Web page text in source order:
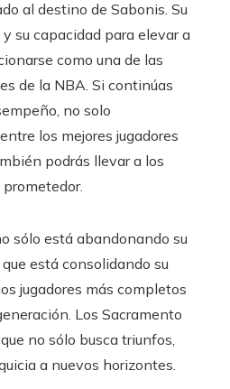
al destino de Sabonis. Su
su capacidad para elevar a
como una de las
de la NBA. Si continúas
no solo
los mejores jugadores
podrás llevar a los
sólo está abandonando su
está consolidando su
jugadores más completos
Los Sacramento
no sólo busca triunfos,
a nuevos horizontes.